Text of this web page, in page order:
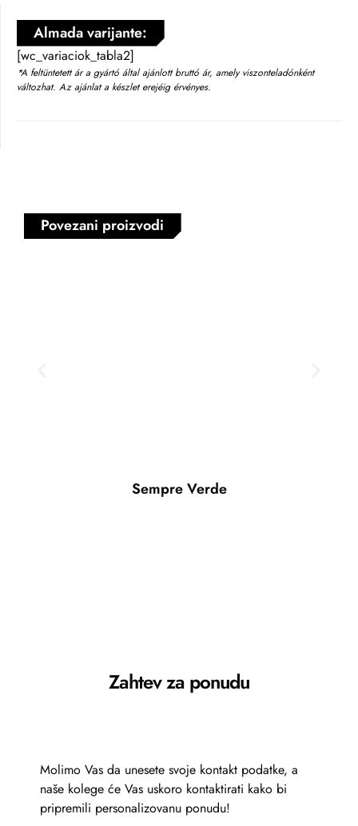
Almada varijante:
[wc_variaciok_tabla2]
*A feltüntetett ár a gyártó által ajánlott bruttó ár, amely viszonteladónként
változhat. Az ajánlat a készlet erejéig érvényes.
Povezani proizvodi
Sempre Verde
Zahtev za ponudu
Molimo Vas da unesete svoje kontakt podatke, a
naše kolege će Vas uskoro kontaktirati kako bi
pripremili personalizovanu ponudu!